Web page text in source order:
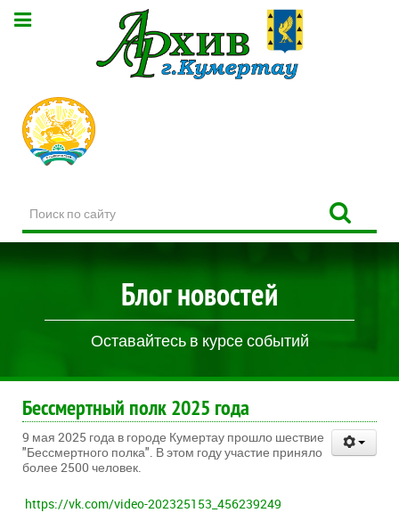
по
сайту
Блог новостей
Оставайтесь в курсе событий
Бессмертный полк 2025 года
9 мая 2025 года в городе Кумертау прошло шествие
"Бессмертного полка". В этом году участие приняло
более 2500 человек.
https://vk.com/video-202325153_456239249